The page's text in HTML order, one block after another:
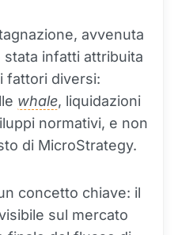
avvenuta
stata infatti attribuita
fattori diversi:
whale, liquidazioni
normativi, e non
di MicroStrategy.
concetto chiave: il
sul mercato